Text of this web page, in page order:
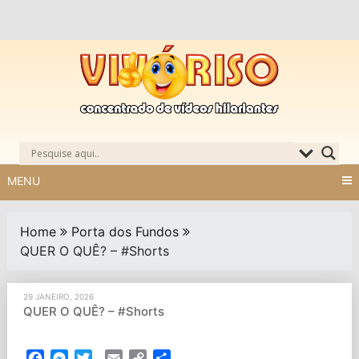
MENU
Home
Porta dos Fundos
QUER O QUÊ? – #Shorts
29 JANEIRO, 2026
QUER O QUÊ? – #Shorts